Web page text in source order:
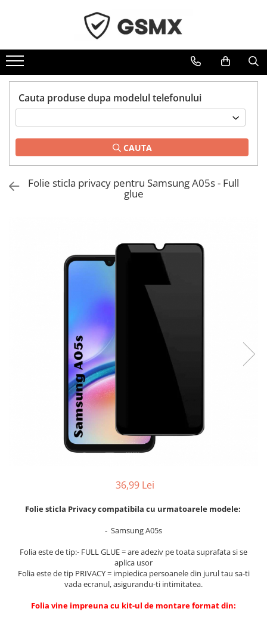
Folii de protectie
Folii Samsung
Folii Iphone
Folii Motorola
Folii OnePlus
Huse Motorola
Folie silicon
Pachete Promotionale
Pachete 2 Folii de Sticlă
Cauta produse dupa modelul telefonului
CAUTA
Folie sticla privacy pentru Samsung A05s - Full
glue
36,99 Lei
Folie sticla Privacy compatibila cu urmatoarele modele:
- Samsung A05s
Folia este de tip:- FULL GLUE = are adeziv pe toata suprafata si se
aplica usor
Folia este de tip PRIVACY = impiedica persoanele din jurul tau sa-ti
vada ecranul, asigurandu-ti intimitatea.
Folia vine impreuna cu kit-ul de montare format din: